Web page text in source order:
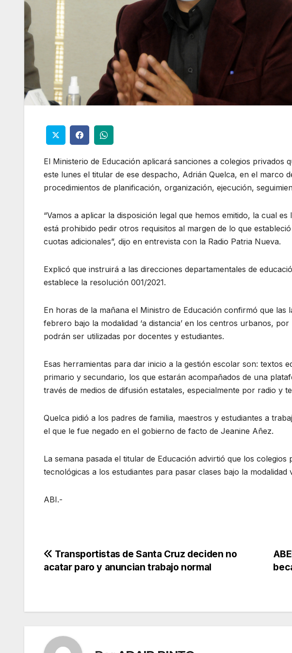
El Ministerio de Educación aplicará sanciones a colegios privados
este lunes el titular de ese despacho, Adrián Quelca, en el marco
procedimientos de planificación, organización, ejecución,
“Vamos a aplicar la disposición legal que hemos emitido, la cual
está prohibido pedir otros requisitos al margen de lo que
cuotas adicionales”, dijo en entrevista con la Radio Patria Nueva.
Explicó que instruirá a las direcciones departamentales de
establece la resolución 001/2021.
En horas de la mañana el Ministro de Educación confirmó que las
febrero bajo la modalidad ‘a distancia’ en los centros urbanos,
podrán ser utilizadas por docentes y estudiantes.
Esas herramientas para dar inicio a la gestión escolar son: textos
primario y secundario, los que estarán acompañados de una
través de medios de difusión estatales, especialmente por radio y
Quelca pidió a los padres de familia, maestros y estudiantes a
el que le fue negado en el gobierno de facto de Jeanine Añez.
La semana pasada el titular de Educación advirtió que los
tecnológicas a los estudiantes para pasar clases bajo la modalidad
ABI.-
Navegación
Transportistas de Santa Cruz deciden no
acatar paro y anuncian trabajo normal